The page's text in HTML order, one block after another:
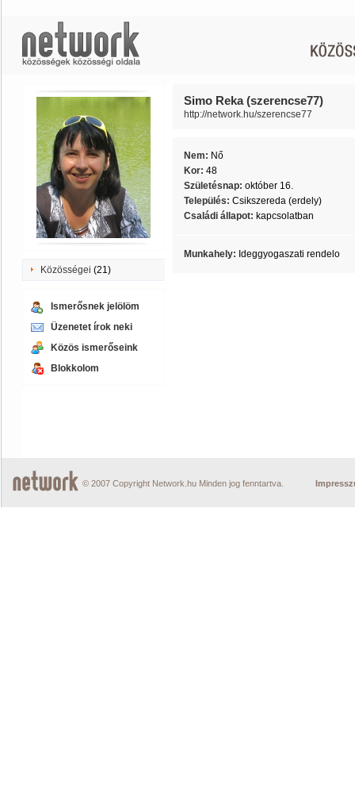
Közösségei (21)
Ismerősnek jelölöm
Üzenetet írok neki
Közös ismerőseink
Blokkolom
Simo Reka (szerencse77)
http://network.hu/szerencse77
Nem: Nő
Kor: 48
Születésnap: október 16.
Település: Csikszereda (erdely)
Családi állapot: kapcsolatban
Munkahely: Ideggyogaszati rendelo
© 2007 Copyright Network.hu Minden jog fenntartva.